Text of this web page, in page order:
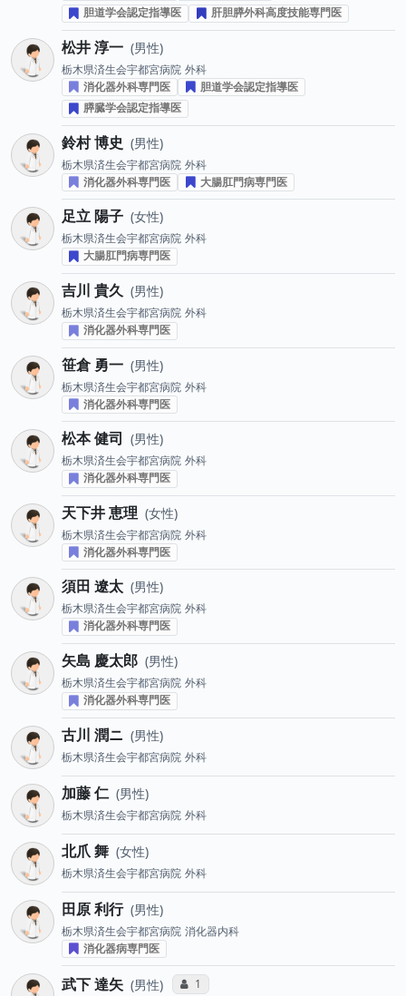
胆道学会認定指導医
肝胆膵外科高度技能専門医
松井 淳一 男性
栃木県済生会宇都宮病院 外科
消化器外科専門医
胆道学会認定指導医
膵臓学会認定指導医
鈴村 博史 男性
栃木県済生会宇都宮病院 外科
消化器外科専門医
大腸肛門病専門医
足立 陽子 女性
栃木県済生会宇都宮病院 外科
大腸肛門病専門医
吉川 貴久 男性
栃木県済生会宇都宮病院 外科
消化器外科専門医
笹倉 勇一 男性
栃木県済生会宇都宮病院 外科
消化器外科専門医
松本 健司 男性
栃木県済生会宇都宮病院 外科
消化器外科専門医
天下井 恵理 女性
栃木県済生会宇都宮病院 外科
消化器外科専門医
須田 遼太 男性
栃木県済生会宇都宮病院 外科
消化器外科専門医
矢島 慶太郎 男性
栃木県済生会宇都宮病院 外科
消化器外科専門医
古川 潤ニ 男性
栃木県済生会宇都宮病院 外科
加藤 仁 男性
栃木県済生会宇都宮病院 外科
北爪 舞 女性
栃木県済生会宇都宮病院 外科
田原 利行 男性
栃木県済生会宇都宮病院 消化器内科
消化器病専門医
武下 達矢 男性 コミュニケーション・タイプ投票数
1